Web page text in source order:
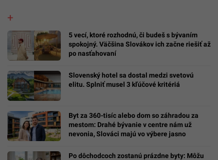
5 vecí, ktoré rozhodnú, či budeš s bývaním
spokojný. Väčšina Slovákov ich začne riešiť až
po nasťahovaní
Slovenský hotel sa dostal medzi svetovú
elitu. Splniť musel 3 kľúčové kritériá
Byt za 360-tisíc alebo dom so záhradou za
mestom: Drahé bývanie v centre nám už
nevonia, Slováci majú vo výbere jasno
Po dôchodcoch zostanú prázdne byty: Môžu